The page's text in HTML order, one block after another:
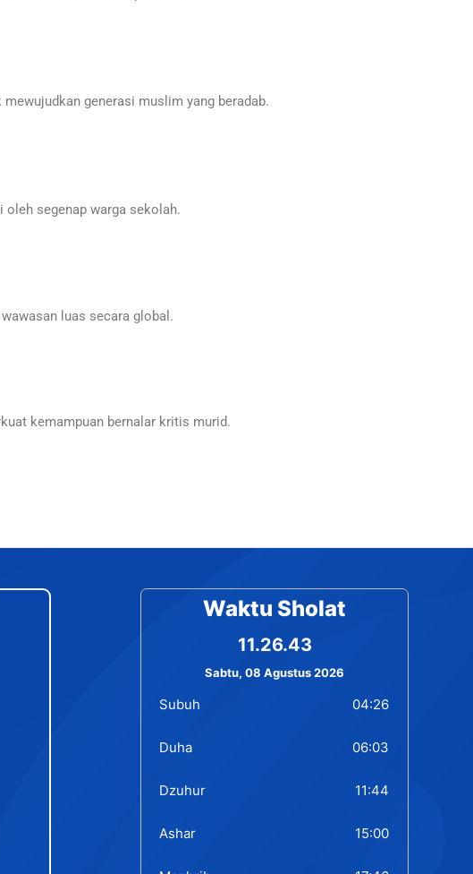
generasi muslim yang beradab.
oleh segenap warga sekolah.
luas secara global.
kemampuan bernalar kritis murid.
Waktu Sholat
11.26.43
Sabtu, 08 Agustus 2026
Subuh 04:26
Duha 06:03
Dzuhur 11:44
Ashar 15:00